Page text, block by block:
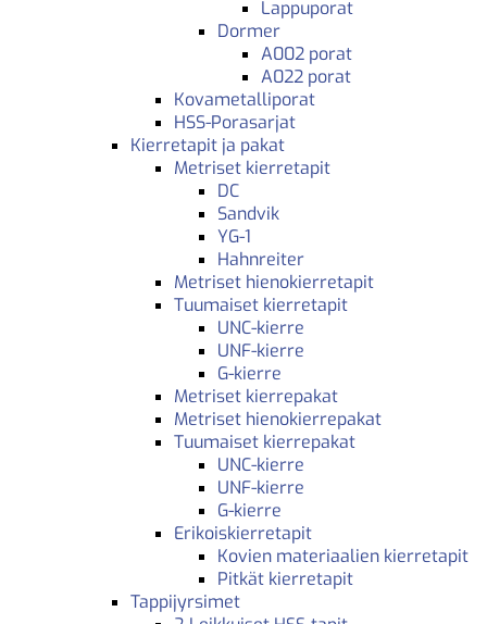
Lappuporat
Dormer
A002 porat
A022 porat
Kovametalliporat
HSS-Porasarjat
Kierretapit ja pakat
Metriset kierretapit
DC
Sandvik
YG-1
Hahnreiter
Metriset hienokierretapit
Tuumaiset kierretapit
UNC-kierre
UNF-kierre
G-kierre
Metriset kierrepakat
Metriset hienokierrepakat
Tuumaiset kierrepakat
UNC-kierre
UNF-kierre
G-kierre
Erikoiskierretapit
Kovien materiaalien kierretapit
Pitkät kierretapit
Tappijyrsimet